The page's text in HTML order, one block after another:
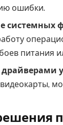
ошибки.
системных
питания